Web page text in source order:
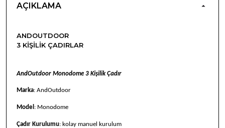
AÇIKLAMA
ANDOUTDOOR
3 KIŞILIK ÇADIRLAR
AndOutdoor Monodome 3 Kişilik Çadır
Marka: AndOutdoor
Model : Monodome
Çadır Kurulumu: kolay manuel kurulum